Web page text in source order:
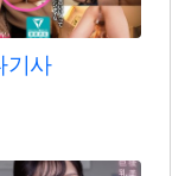
기사